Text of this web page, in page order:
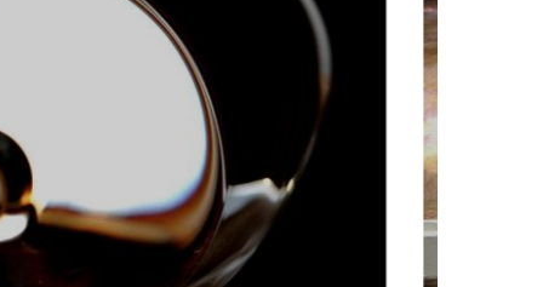
i distillati di frutta sono un
nobile. Lasciatevi